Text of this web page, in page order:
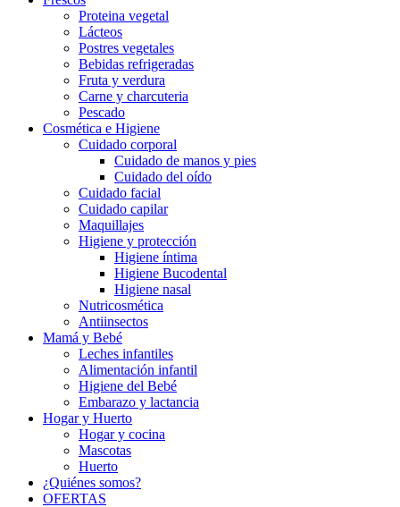
Proteina vegetal
Lácteos
Postres vegetales
Bebidas refrigeradas
Fruta y verdura
Carne y charcuteria
Pescado
Cosmética e Higiene
Cuidado corporal
Cuidado de manos y pies
Cuidado del oído
Cuidado facial
Cuidado capilar
Maquillajes
Higiene y protección
Higiene íntima
Higiene Bucodental
Higiene nasal
Nutricosmética
Antiinsectos
Mamá y Bebé
Leches infantiles
Alimentación infantil
Higiene del Bebé
Embarazo y lactancia
Hogar y Huerto
Hogar y cocina
Mascotas
Huerto
¿Quiénes somos?
OFERTAS